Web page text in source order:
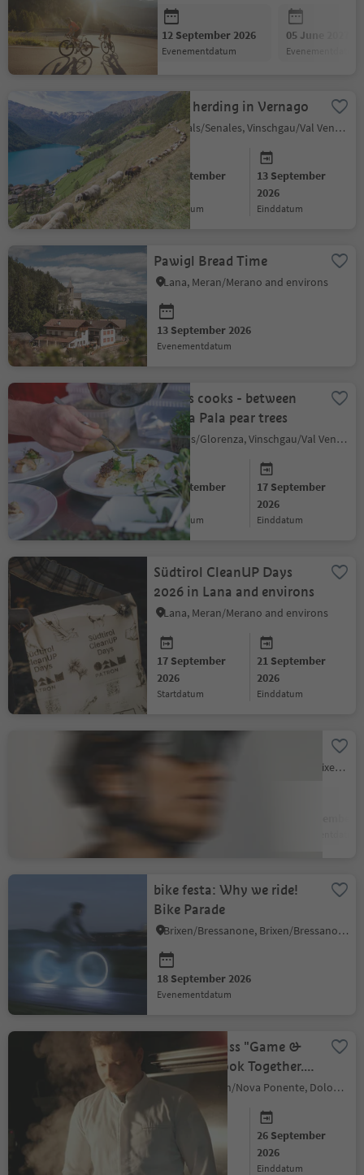
12 September 2026
evenementdatum
05 June 2027
evenementdatum
Sheep herding in Vernago
Schnals/Senales, Vinschgau/Val Venosta
12 September
2026
startdatum
13 September
2026
einddatum
Pawigl Bread Time
Lana, Meran/Merano and environs
13 September 2026
evenementdatum
Glurns cooks - between
walls a Pala pear trees
Glurns/Glorenza, Vinschgau/Val Venosta
16 September
2026
startdatum
17 September
2026
einddatum
Südtirol CleanUP Days
2026 in Lana and environs
Lana, Meran/Merano and environs
17 September
2026
startdatum
21 September
2026
einddatum
Brixen Stadt/Bressanone città, Brixen/Bressanone, Brixen/Bressanone and environs
bike festa: Why we ride!
Bike Parade
Brixen/Bressanone, Brixen/Bressanone and environs
18 September 2026
evenementdatum
Cooking Class "Game &
Forest" – Cook Together.
Do Good Together.
Deutschnofen/Nova Ponente, Dolomites Region Eggental
26 September
startdatum
26 September
2026
einddatum